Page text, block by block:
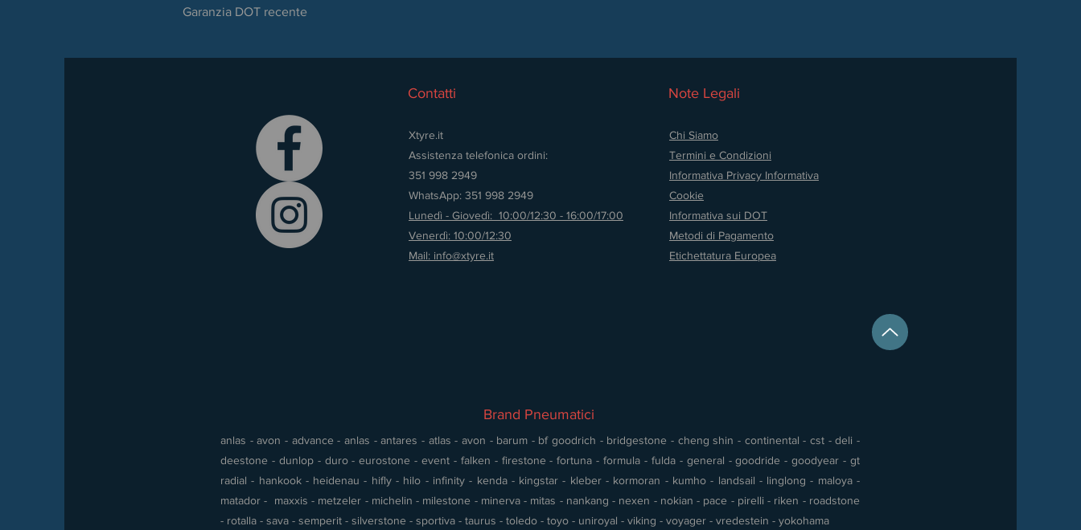
Garanzia DOT recente
Contatti
Xtyre.it
Assistenza telefonica ordini:
351 998 2949
WhatsApp: 351 998 2949
Lunedì - Giovedì: 10:00/12:30 - 16:00/17:00
Venerdì: 10:00/12:30
Mail: info@xtyre.it
Note Legali
Chi Siamo
Termini e Condizioni
Informativa Privacy Informativa
Cookie
Informativa sui DOT
Metodi di Pagamento
Etichettatura Europea
Brand Pneumatici
anlas - avon - advance - anlas - antares - atlas - avon - barum - bf goodrich - bridgestone - cheng shin - continental - cst - deli -
deestone - dunlop - duro - eurostone - event - falken - firestone - fortuna - formula - fulda - general - goodride - goodyear - gt
radial - hankook - heidenau - hifly - hilo - infinity - kenda - kingstar - kleber - kormoran - kumho - landsail - linglong - maloya -
matador - maxxis - metzeler - michelin - milestone - minerva - mitas - nankang - nexen - nokian - pace - pirelli - riken - roadstone
- rotalla - sava - semperit - silverstone - sportiva - taurus - toledo - toyo - uniroyal - viking - voyager - vredestein - yokohama